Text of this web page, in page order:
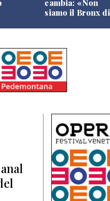
cambia: «Non
siamo il Bronx di